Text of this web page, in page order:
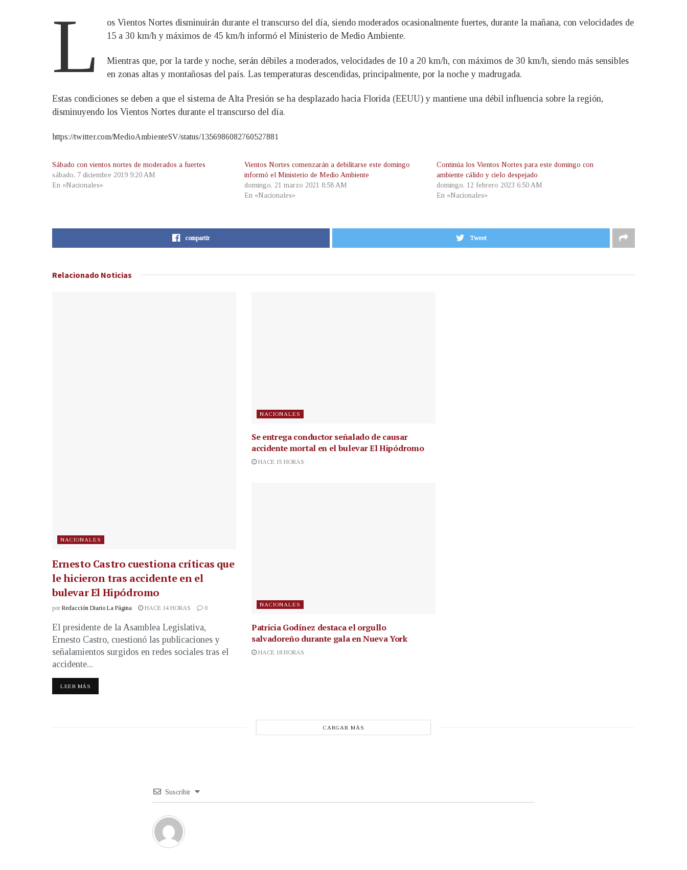
L
os Vientos Nortes disminuirán durante el transcurso del día, siendo moderados ocasionalmente fuertes, durante la mañana, con velocidades de
15 a 30 km/h y máximos de 45 km/h informó el Ministerio de Medio Ambiente.
Mientras que, por la tarde y noche, serán débiles a moderados, velocidades de 10 a 20 km/h, con máximos de 30 km/h, siendo más sensibles
en zonas altas y montañosas del país. Las temperaturas descendidas, principalmente, por la noche y madrugada.
Estas condiciones se deben a que el sistema de Alta Presión se ha desplazado hacia Florida (EEUU) y mantiene una débil influencia sobre la región,
disminuyendo los Vientos Nortes durante el transcurso del día.
https://twitter.com/MedioAmbienteSV/status/1356986082760527881
Sábado con vientos nortes de moderados a fuertes
sábado, 7 diciembre 2019 9:20 AM
En «Nacionales»
Vientos Nortes comenzarán a debilitarse este domingo
informó el Ministerio de Medio Ambiente
domingo, 21 marzo 2021 8:58 AM
En «Nacionales»
Continúa los Vientos Nortes para este domingo con
ambiente cálido y cielo despejado
domingo, 12 febrero 2023 6:50 AM
En «Nacionales»
compartir Tweet
Relacionado Noticias
NACIONALES
Ernesto Castro cuestiona críticas que
le hicieron tras accidente en el
bulevar El Hipódromo
por Redacción Diario La Página HACE 14 HORAS 0
El presidente de la Asamblea Legislativa,
Ernesto Castro, cuestionó las publicaciones y
señalamientos surgidos en redes sociales tras el
accidente...
LEER MÁS
NACIONALES
Se entrega conductor señalado de causar
accidente mortal en el bulevar El Hipódromo
HACE 15 HORAS
NACIONALES
Patricia Godínez destaca el orgullo
salvadoreño durante gala en Nueva York
HACE 18 HORAS
CARGAR MÁS
Suscribir